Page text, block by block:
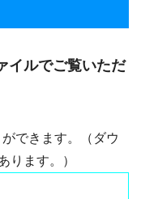
イルでご覧いただ
できます。（ダウ
ります。）